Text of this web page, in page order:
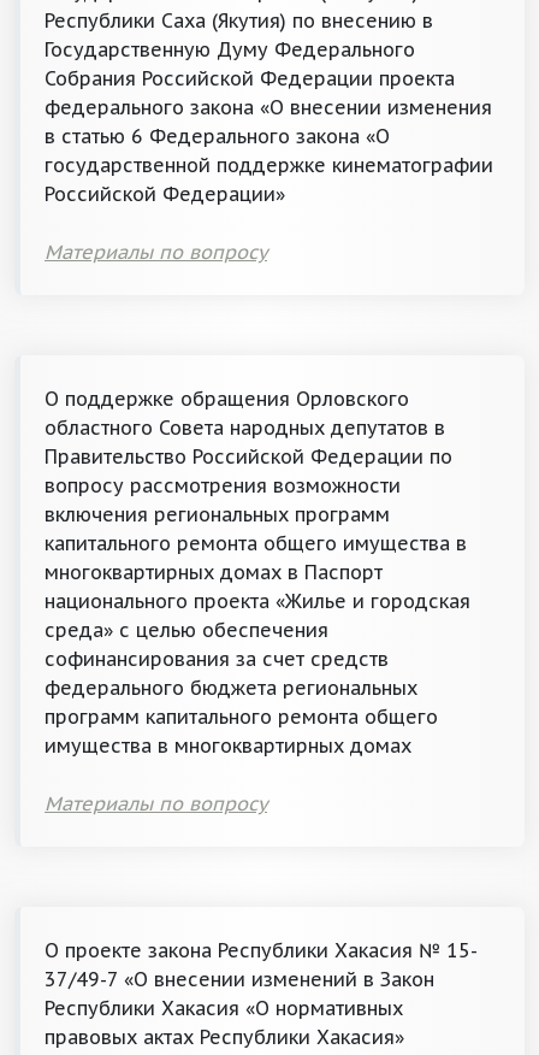
Республики Саха (Якутия) по внесению в
Государственную Думу Федерального
Собрания Российской Федерации проекта
федерального закона «О внесении изменения
в статью 6 Федерального закона «О
государственной поддержке кинематографии
Российской Федерации»
Материалы по вопросу
О поддержке обращения Орловского
областного Совета народных депутатов в
Правительство Российской Федерации по
вопросу рассмотрения возможности
включения региональных программ
капитального ремонта общего имущества в
многоквартирных домах в Паспорт
национального проекта «Жилье и городская
среда» с целью обеспечения
софинансирования за счет средств
федерального бюджета региональных
программ капитального ремонта общего
имущества в многоквартирных домах
Материалы по вопросу
О проекте закона Республики Хакасия № 15-
37/49-7 «О внесении изменений в Закон
Республики Хакасия «О нормативных
правовых актах Республики Хакасия»